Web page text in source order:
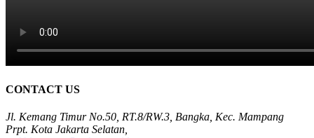
CONTACT US
Jl. Kemang Timur No.50, RT.8/RW.3, Bangka, Kec. Mampang
Prpt. Kota Jakarta Selatan,